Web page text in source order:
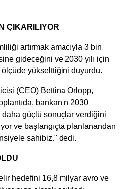
ÇIKARILIYOR
artırmak amacıyla 3 bin
gideceğini ve 2030 yılı için
ölçüde yükselttiğini duyurdu.
(CEO) Bettina Orlopp,
bankanın 2030
güçlü sonuçlar verdiğini
ve başlangıçta planlanandan
sahibiz." dedi.
hedefini 16,8 milyar avro ve